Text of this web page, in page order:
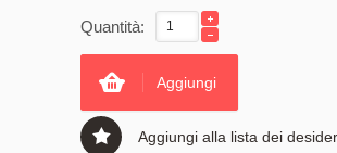
Quantità:
Aggiungi
Aggiungi alla lista dei